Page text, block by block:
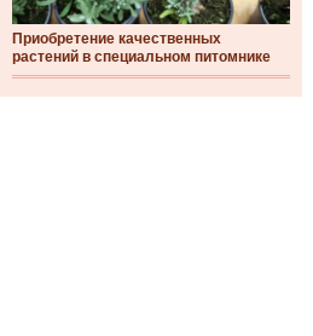
Приобретение качественных
растений в специальном питомнике